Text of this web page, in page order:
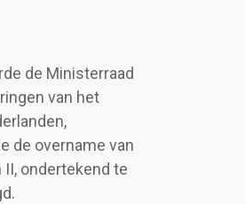
de Ministerraad
van het
de overname van
ondertekend te